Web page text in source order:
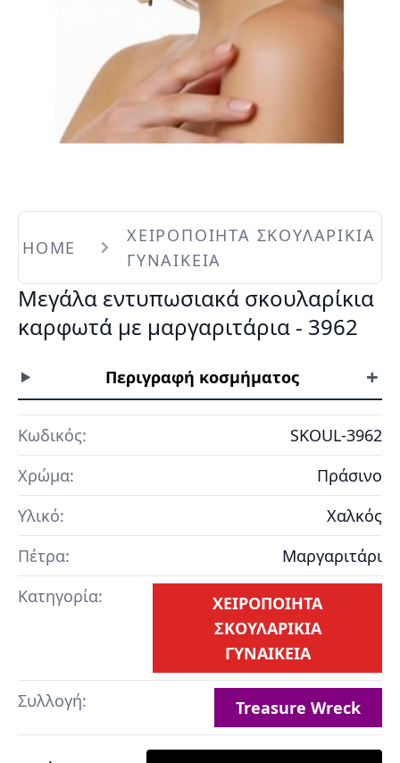
HOME
ΧΕΙΡΟΠΟΙΗΤΑ ΣΚΟΥΛΑΡΙΚΙΑ
ΓΥΝΑΙΚΕΙΑ
Μεγάλα εντυπωσιακά σκουλαρίκια
καρφωτά με μαργαριτάρια - 3962
Περιγραφή κοσμήματος +
Κωδικός:
SKOUL-3962
Χρώμα:
Πράσινο
Υλικό:
Χαλκός
Πέτρα:
Μαργαριτάρι
Κατηγορία:
ΧΕΙΡΟΠΟΙΗΤΑ
ΣΚΟΥΛΑΡΙΚΙΑ
ΓΥΝΑΙΚΕΙΑ
Συλλογή: Treasure Wreck